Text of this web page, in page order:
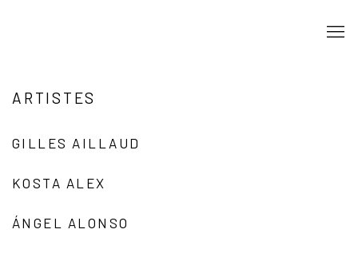
ARTISTES
GILLES AILLAUD
KOSTA ALEX
ÁNGEL ALONSO